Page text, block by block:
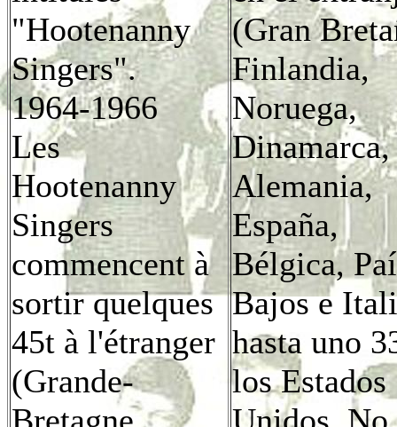
"Hootenanny
Singers".
1964-1966
Les
Hootenanny
Singers
commencent à
sortir quelques
45t à l'étranger
(Grande-
(Gran
Finlandia,
Noruega,
Dinamarca,
Alemania,
España,
Bélgica,
Bajos e
hasta uno
los Estados